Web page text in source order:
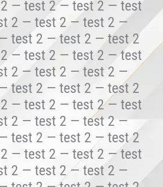
— test 2 — test 2 — test
2 — test 2 — test 2 —
test 2 — test 2 — test 2
— test 2 — test 2 — test
2 — test 2 — test 2 —
test 2 — test 2 — test 2
— test 2 — test 2 — test
2 — test 2 — test 2 —
test 2 — test 2 — test 2
— test 2 — test 2 — test
2 — test 2 — test 2 —